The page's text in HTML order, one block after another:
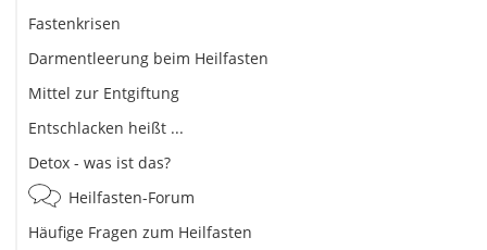
Fastenkrisen
Darmentleerung beim Heilfasten
Mittel zur Entgiftung
Entschlacken heißt ...
Detox - was ist das?
Heilfasten-Forum
Häufige Fragen zum Heilfasten